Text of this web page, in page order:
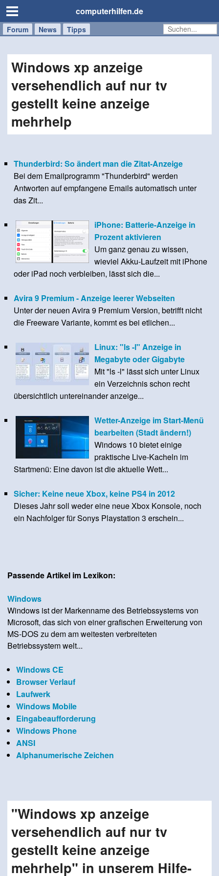
computerhilfen.de
Forum News Tipps
Handy
Windows
Mac
Windows xp anzeige
versehendlich auf nur tv
gestellt keine anzeige
mehrhelp
Thunderbird: So ändert man die Zitat-Anzeige
Bei dem Emailprogramm "Thunderbird" werden
Antworten auf empfangene Emails automatisch unter
das Zit...
iPhone: Batterie-Anzeige in
Prozent aktivieren
Um ganz genau zu wissen,
wieviel Akku-Laufzeit mit iPhone
oder iPad noch verbleiben, lässt sich die...
Avira 9 Premium - Anzeige leerer Webseiten
Unter der neuen Avira 9 Premium Version, betrifft nicht
die Freeware Variante, kommt es bei etlichen...
Linux: "ls -l" Anzeige in
Megabyte oder Gigabyte
Mit "ls -l" lässt sich unter Linux
ein Verzeichnis schon recht
übersichtlich untereinander anzeige...
Wetter-Anzeige im Start-Menü
bearbeiten (Stadt ändern!)
Windows 10 bietet einige
praktische Live-Kacheln im
Startmenü: Eine davon ist die aktuelle Wett...
Sicher: Keine neue Xbox, keine PS4 in 2012
Dieses Jahr soll weder eine neue Xbox Konsole, noch
ein Nachfolger für Sonys Playstation 3 erschein...
Passende Artikel im Lexikon:
Windows
Windows ist der Markenname des Betriebssystems von
Microsoft, das sich von einer grafischen Erweiterung von
MS-DOS zu dem am weitesten verbreiteten
Betriebssystem welt...
Windows CE
Browser Verlauf
Laufwerk
Windows Mobile
Eingabeaufforderung
Windows Phone
ANSI
Alphanumerische Zeichen
"Windows xp anzeige
versehendlich auf nur tv
gestellt keine anzeige
mehrhelp" in unserem Hilfe-